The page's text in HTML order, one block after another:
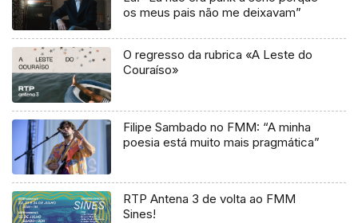
os meus pais não me deixavam”
O regresso da rubrica «A Leste do
Couraíso»
Filipe Sambado no FMM: “A minha
poesia está muito mais pragmática”
RTP Antena 3 de volta ao FMM
Sines!